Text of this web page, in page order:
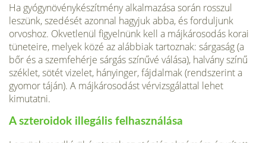
Ha gyógynövénykészítmény alkalmazása során rosszul
leszünk, szedését azonnal hagyjuk abba, és forduljunk
orvoshoz. Okvetlenül figyelnünk kell a májkárosodás korai
tüneteire, melyek közé az alábbiak tartoznak: sárgaság (a
bőr és a szemfehérje sárgás színűvé válása), halvány színű
széklet, sötét vizelet, hányinger, fájdalmak (rendszerint a
gyomor táján). A májkárosodást vérvizsgálattal lehet
kimutatni.
A szteroidok illegális felhasználása